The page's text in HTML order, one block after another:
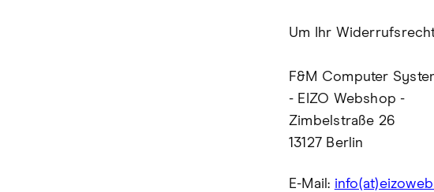
Um Ihr
F&M Computer
- EIZO Webshop -
Zimbelstraße 26
13127 Berlin
E-Mail: